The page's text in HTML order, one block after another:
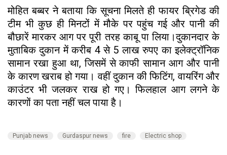
मोहित बब्बर ने बताया कि सूचना मिलते ही फायर ब्रिगेड की
टीम भी कुछ ही मिनटों में मौके पर पहुंच गई और पानी की
बौछारें मारकर आग पर पूरी तरह काबू पा लिया।दुकानदार के
मुताबिक दुकान में करीब 4 से 5 लाख रुपए का इलेक्ट्रॉनिक
सामान रखा हुआ था, जिसमें से काफी सामान आग और पानी
के कारण खराब हो गया। वहीं दुकान की फिटिंग, वायरिंग और
काउंटर भी जलकर राख हो गए। फिलहाल आग लगने के
कारणों का पता नहीं चल पाया है।
Punjab news Gurdaspur news fire Electric shop